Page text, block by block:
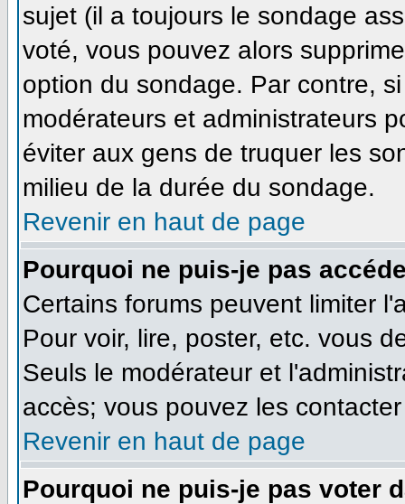
sujet (il a toujours le sondage
voté, vous pouvez alors
option du sondage. Par contre,
modérateurs et administrateurs
éviter aux gens de truquer les
milieu de la durée du sondage.
Revenir en haut de page
Pourquoi ne puis-je pas
Certains forums peuvent limiter
Pour voir, lire, poster, etc. vous
Seuls le modérateur et
accès; vous pouvez les
Revenir en haut de page
Pourquoi ne puis-je pas voter